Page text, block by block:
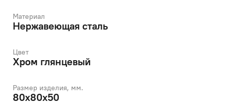
Материал
Нержавеющая сталь
Цвет
Хром глянцевый
Размер изделия, мм.
80x80x50